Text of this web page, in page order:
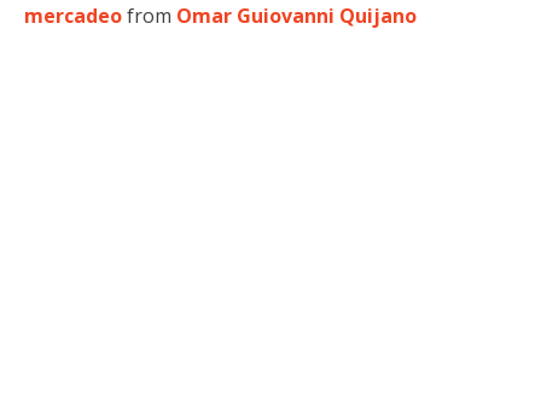
mercadeofrom Omar Guiovanni Quijano